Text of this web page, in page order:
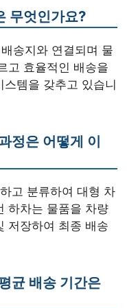
무엇인가요?
송지와 연결되며 물
고 효율적인 배송을
템을 갖추고 있습니
정은 어떻게 이
고 분류하여 대형 차
하차는 물품을 차량
저장하여 최종 배송
균 배송 기간은